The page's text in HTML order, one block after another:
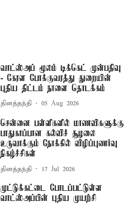
வாட்ஸ்அப் மூலம் டிக்கெட் முன்பதிவு
- கேரள போக்குவரத்து துறையின்
புதிய திட்டம் நாளை தொடக்கம்
தினத்தந்தி 05 Aug 2026
சென்னை பள்ளிகளில் மாணவிகளுக்கு
பாதுகாப்பான கல்விச் சூழலை
உருவாக்கும் நோக்கில் விழிப்புணர்வு
நிகழ்ச்சிகள்
தினத்தந்தி 17 Jul 2026
முட்டுக்கட்டை போடப்பட்டுள்ள
வாட்ஸ்அப்பின் புதிய முயற்சி